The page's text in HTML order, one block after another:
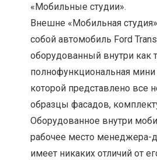
«Мобильные студии».
Внешне «Мобильная
собой автомобиль Ford
оборудованный внутри как
полнофункциональная мини
которой представлено все
образцы фасадов,
Оборудованное внутри
рабочее место менеджера-
имеет никаких отличий от